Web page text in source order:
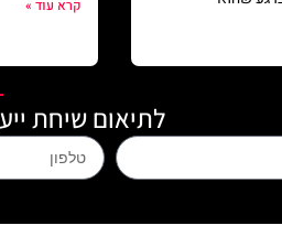
קרא עוד »
לתיאום שיחת
phone